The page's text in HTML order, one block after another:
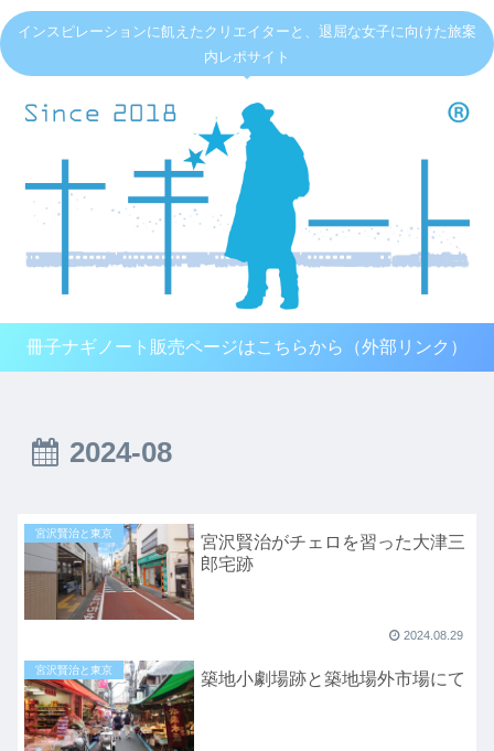
インスピレーションに飢えたクリエイターと、退屈な女子に向けた旅案
内レポサイト
冊子ナギノート販売ページはこちらから（外部リンク）
2024-08
宮沢賢治と東京
宮沢賢治がチェロを習った大津三
郎宅跡
2024.08.29
宮沢賢治と東京 築地小劇場跡と築地場外市場にて